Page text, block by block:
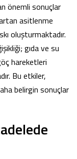
önemli sonuçlar
asitlenme
oluşturmaktadır.
gıda ve su
hareketleri
Bu etkiler,
belirgin sonuçlar